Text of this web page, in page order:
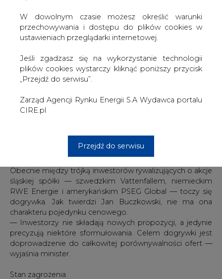
W dowolnym czasie możesz określić warunki
przechowywania i dostępu do plików cookies w
ustawieniach przeglądarki internetowej.
Jeśli zgadzasz się na wykorzystanie technologii
plików cookies wystarczy kliknąć poniższy przycisk
„Przejdź do serwisu”.
Zarząd Agencji Rynku Energii S.A Wydawca portalu
CIRE.pl
Przejdź do serwisu
Stop nie dla wszystkich
Ewentualne przyjęcie przez rząd argumentów
wszystkich 33 spółek dystrybucyjnych. Niektóre procesy,
zwłaszcza prywatyzacja Górnośląskiego Zakładu
Elektroenergetycznego, są już na tyle zaawansowane, że
Według Jana Buczkowskiego, wiceministra skarbu
odpowiedzialnego za branżę energetyczną, wstrzymanie
terminu jej zakończenia pozostaje w gestii nowego szefa
resortu Andrzeja Chronowskiego.
Obecnie między trójką inwestorów rywalizujących o akcje
śląskiej spółki — szwedzkim Vattenfallem, niemieckim
RWE Energie i amerykańskim PSEG Global — toczy się
dogrywka. Jak twierdzi Jan Buczkowski, nie ma ona
charakteru pojedynku cenowego.
— Inwestorzy nie składają nowych propozycji, a jedynie
precyzują niektóre sformułowania. Celem dogrywki jest
doprowadzenie do całkowitej porównywalności ofert —
wyjaśnia minister.
Stan zagrożenia